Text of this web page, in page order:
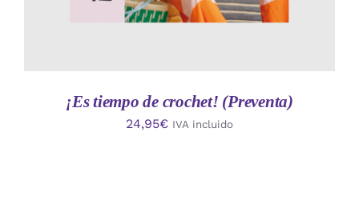
¡Es tiempo de crochet! (Preventa)
24,95€ IVA incluido